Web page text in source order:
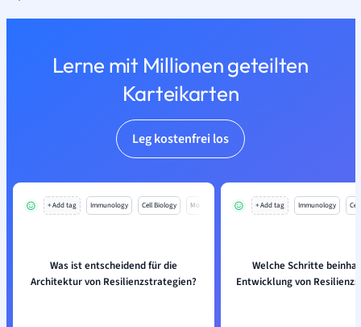
Lerne mit Millionen geteilten
Karteikarten
Leg kostenfrei los
+ Add tag Immunology Cell Biology Mo
Was ist entscheidend für die
Architektur von Resilienzstrategien?
+ Add tag Immunology
Welche Schritte
Entwicklung von